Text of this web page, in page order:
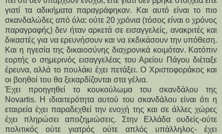
γιατί τα αδικήματα παραγράφηκαν. Και αυτό είναι το πιο
σκανδαλώδες από όλα: ούτε 20 χρόνια (τόσος είναι ο χρόνος
παραγραφής) δεν ήταν αρκετά σε εισαγγελείς, ανακριτές και
δικαστές για να ερευνήσουν και να εκδικάσουν την υπόθεση.
Και η ηγεσία της δικαιοσύνης διαχρονικά κοιμόταν. Κατόπιν
εορτής ο σημερινός εισαγγελέας του Αρείου Πάγου διέταξε
έρευνα, αλλά το πουλάκι έχει πετάξει. Ο Χριστοφοράκος και
οι βοηθοί του θα ξεκαρδίζονται στα γέλια.
Έχει προηγηθεί το κουκούλωμα του σκανδάλου της
Novartis. H ιδιαιτερότητα αυτού του σκανδάλου είναι ότι η
εταιρεία έχει παραδεχθεί την ενοχή της και σε άλλες χώρες
έχει πληρώσει αποζημιώσεις. Στην Ελλάδα ουδείς-ούτε
πολιτικός ούτε γιατρός ούτε απλός υπάλληλος- έχει